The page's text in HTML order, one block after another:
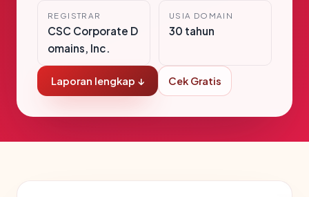
REGISTRAR
CSC Corporate D
omains, Inc.
USIA DOMAIN
30 tahun
Laporan lengkap ↓ Cek Gratis